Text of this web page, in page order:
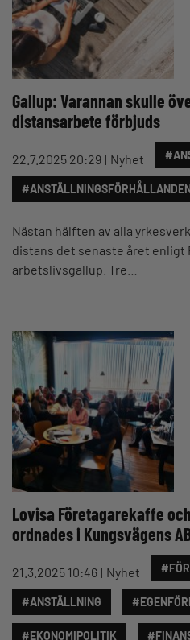
Gallup: Varannan skulle
distansarbete förbjuds
22.7.2025 20:29 Nyhet
Nästan hälften av alla
distans det senaste året enligt
arbetslivsgallup. Tre…
Lovisa Företagarekaffe
ordnades i Kungsvägens
21.3.2025 10:46 Nyhet
#ANSTÄLLNING
#EKONOMIPOLITIK